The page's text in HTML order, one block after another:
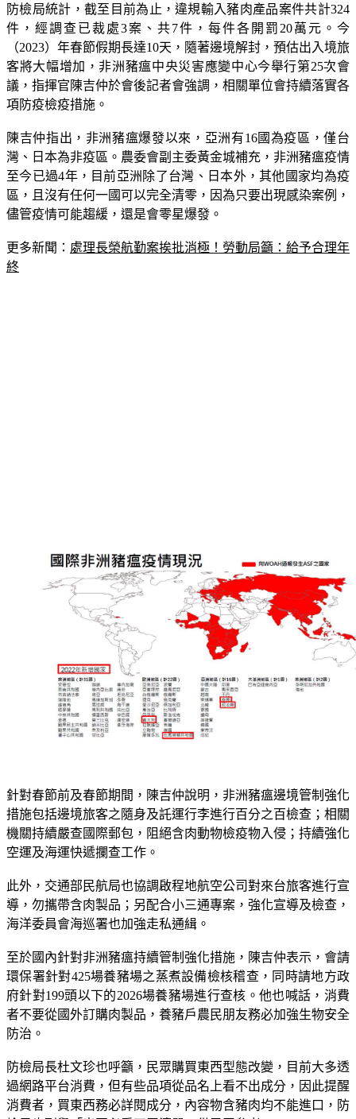
件，經調查已裁處3案、共7件，每件各開罰20萬元。今
（2023）年春節假期長達10天，隨著邊境解封，預估出入境旅
客將大幅增加，非洲豬瘟中央災害應變中心今舉行第25次會
議，指揮官陳吉仲於會後記者會強調，相關單位會持續落實各
項防疫檢疫措施。
灣、日本為非疫區。農委會副主委黃金城補充，非洲豬瘟疫情
至今已過4年，目前亞洲除了台灣、日本外，其他國家均為疫
區，且沒有任何一國可以完全清零，因為只要出現感染案例，
儘管疫情可能趨緩，還是會零星爆發。
終
措施包括邊境旅客之隨身及託運行李進行百分之百檢查；相關
機關持續嚴查國際郵包，阻絕含肉動物檢疫物入侵；持續強化
空運及海運快遞攔查工作。
導，勿攜帶含肉製品；另配合小三通專案，強化宣導及檢查，
海洋委員會海巡署也加強走私通緝。
環保署針對425場養豬場之蒸煮設備檢核稽查，同時請地方政
府針對199頭以下的2026場養豬場進行查核。他也喊話，消費
者不要從國外訂購肉製品，養豬戶農民朋友務必加強生物安全
防治。
過網路平台消費，但有些品項從品名上看不出成分，因此提醒
消費者，買東西務必詳閱成分，內容物含豬肉均不能進口，防
檢局也列舉「出國必看不買清單」供民眾參考。